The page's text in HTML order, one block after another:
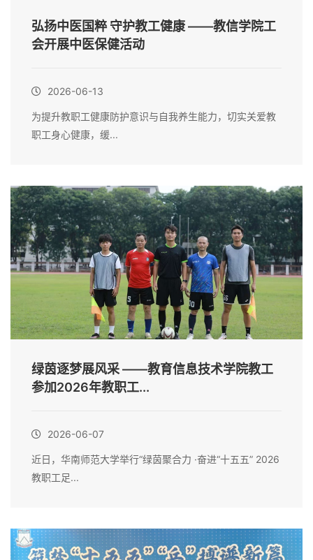
弘扬中医国粹 守护教工健康 ——教信学院工
会开展中医保健活动
2026-06-13
为提升教职工健康防护意识与自我养生能力，切实关爱教
职工身心健康，缓...
绿茵逐梦展风采 ——教育信息技术学院教工
参加2026年教职工...
2026-06-07
近日，华南师范大学举行“绿茵聚合力 ·奋进“十五五” 2026
教职工足...